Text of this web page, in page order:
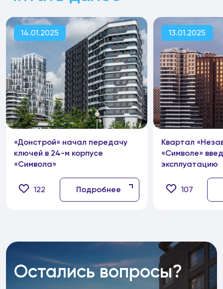
14.01.2025
«Донстрой» начал передачу
ключей в 24-м корпусе
«Символа»
122 Подробнее
13.01.2025
Квартал
«Символе»
эксплуатацию
107
Остались вопросы?